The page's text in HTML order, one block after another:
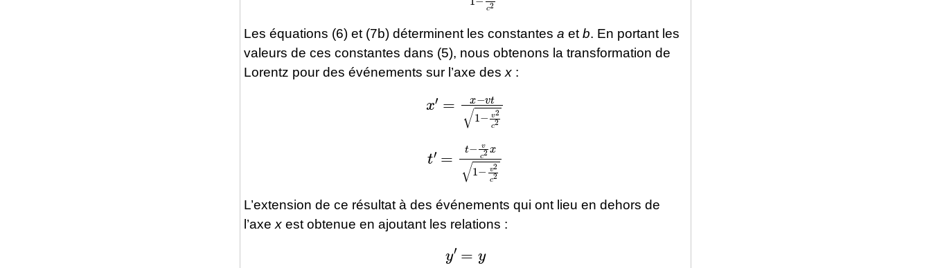
Les équations (6) et (7b) déterminent les constantes a etb. En portant les
valeurs de ces constantes dans (5), nous obtenons la transformation de
Lorentz pour des événements sur l’axe desx :
′= vt1−v
t′= vc2x1
L’extension de ce résultat à des événements qui ont lieu en dehors de
l’axe x est obtenue en ajoutant les relations :
′